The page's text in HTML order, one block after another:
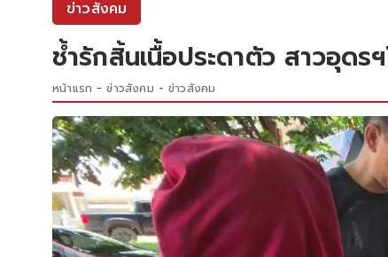
ข่าวสังคม
ช้ำรักสิ้นเนื้อประดาตัว สาวอุด
หน้าแรก ข่าวสังคม ข่าวสังคม